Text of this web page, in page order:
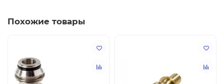
Похожие товары